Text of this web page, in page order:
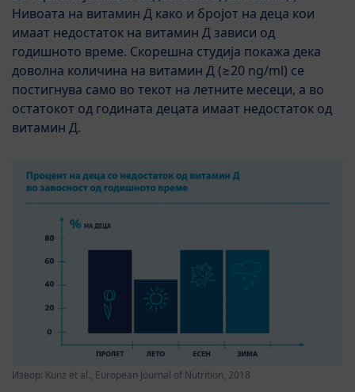
Нивоата на витамин Д како и бројот на деца кои
имаат недостаток на витамин Д зависи од
годишното време. Скорешна студија покажа дека
доволна количина на витамин Д (≥20 ng/ml) се
постигнува само во текот на летните месеци, а во
остатокот од годината децата имаат недостаток од
витамин Д.
Извор: Kunz et al., European Journal of Nutrition, 2018